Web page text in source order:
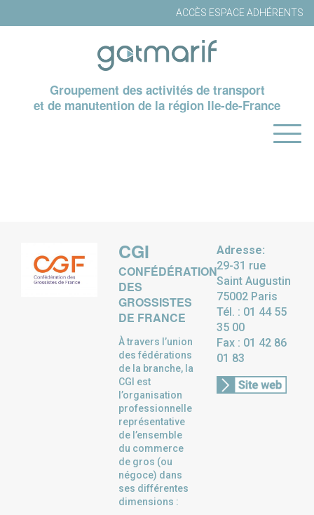
ACCÈS ESPACE ADHÉRENTS
Groupement des activités de transport
et de manutention de la région Ile-de-France
CGI
CONFÉDÉRATION
DES
GROSSISTES
DE FRANCE
À travers l’union
des fédérations
de la branche, la
CGI est
l’organisation
professionnelle
représentative
de l’ensemble
du commerce
de gros (ou
négoce) dans
ses différentes
dimensions :
Adresse:
29-31 rue
Saint Augustin
75002 Paris
Tél. : 01 44 55
35 00
Fax : 01 42 86
01 83